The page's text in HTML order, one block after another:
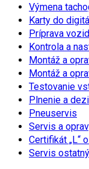
Výmena
Karty do
Príprava
Kontrola a
Montáž a
Montáž a
Testovanie
Plnenie a
Pneuservis
Servis a
Certifikát „L“
Servis